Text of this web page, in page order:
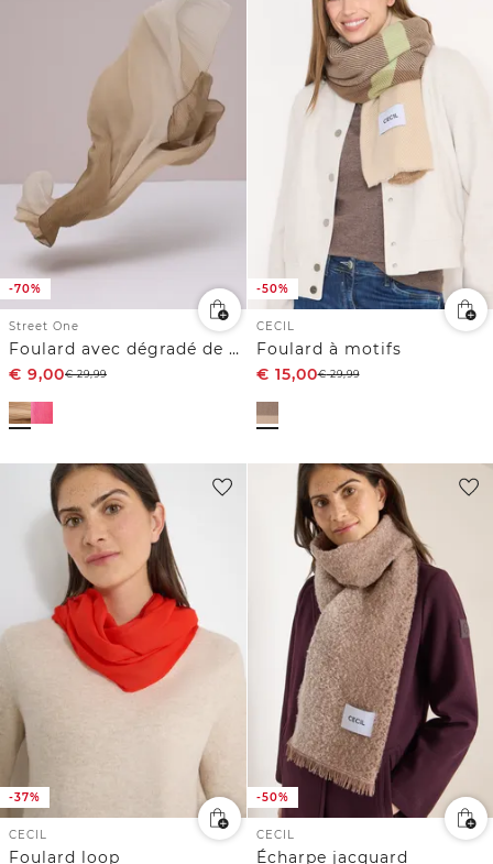
-70%
Street One
Foulard avec dégradé de couleurs
€ 9,00€29,99
-50%
CECIL
Foulard à motifs
€ 15,00€29,99
-37%
CECIL
Foulard loop
-50%
CECIL
Écharpe jacquard